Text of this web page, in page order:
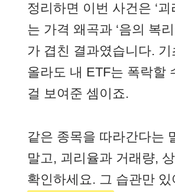
정리하면 이번 사건은 ‘괴
는 가격 왜곡과 ‘음의 복
가 겹친 결과였습니다. 기
올라도 내 ETF는 폭락할
걸 보여준 셈이죠.
같은 종목을 따라간다는
말고, 괴리율과 거래량,
확인하세요. 그 습관만 있